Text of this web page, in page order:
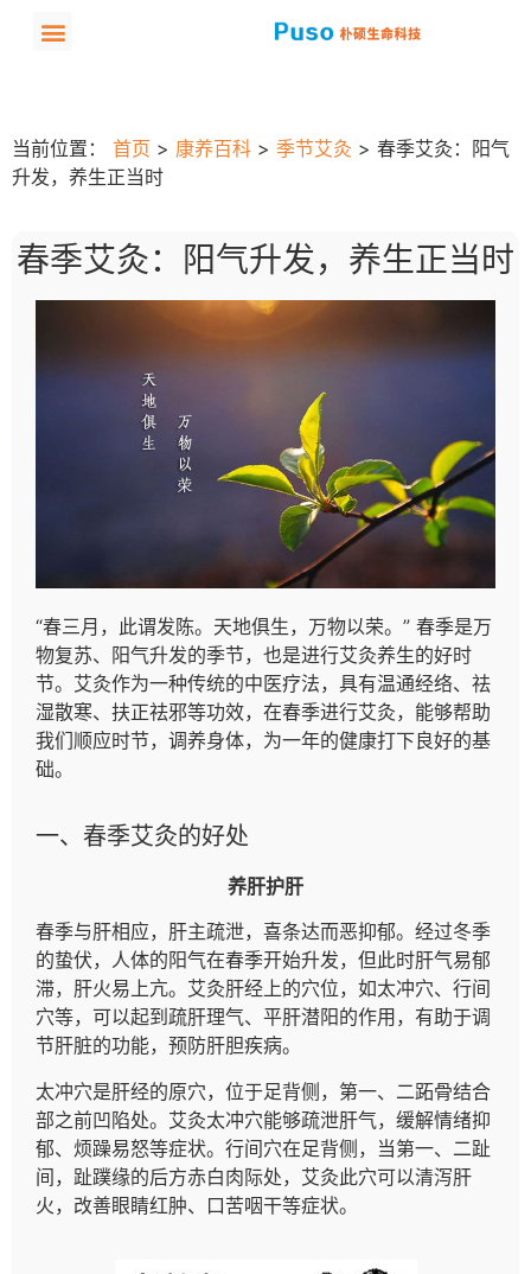
当前位置： 首页 > 康养百科 > 季节艾灸 > 春季艾灸：阳气
升发，养生正当时
春季艾灸：阳气升发，养生正当时
“春三月，此谓发陈。天地俱生，万物以荣。” 春季是万
物复苏、阳气升发的季节，也是进行艾灸养生的好时
节。艾灸作为一种传统的中医疗法，具有温通经络、祛
湿散寒、扶正祛邪等功效，在春季进行艾灸，能够帮助
我们顺应时节，调养身体，为一年的健康打下良好的基
础。
一、春季艾灸的好处
养肝护肝
春季与肝相应，肝主疏泄，喜条达而恶抑郁。经过冬季
的蛰伏，人体的阳气在春季开始升发，但此时肝气易郁
滞，肝火易上亢。艾灸肝经上的穴位，如太冲穴、行间
穴等，可以起到疏肝理气、平肝潜阳的作用，有助于调
节肝脏的功能，预防肝胆疾病。
太冲穴是肝经的原穴，位于足背侧，第一、二跖骨结合
部之前凹陷处。艾灸太冲穴能够疏泄肝气，缓解情绪抑
郁、烦躁易怒等症状。行间穴在足背侧，当第一、二趾
间，趾蹼缘的后方赤白肉际处，艾灸此穴可以清泻肝
火，改善眼睛红肿、口苦咽干等症状。